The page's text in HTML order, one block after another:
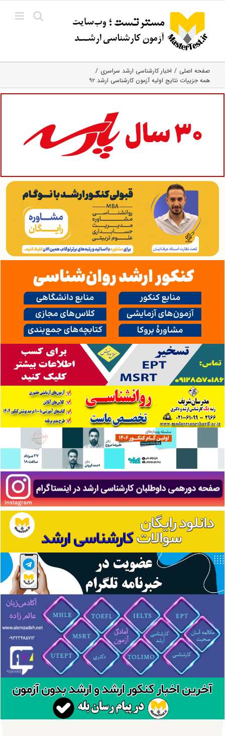
content
صفحه اصلی
اخبار کارشناسی ارشد سراسری
همه جزییات نتایج اولیه آزمون کارشناسی ارشد ۹۲